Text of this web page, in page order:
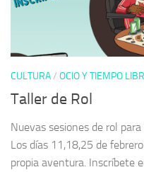
CULTURA/ OCIO Y TIEMPO
Taller de Rol
Nuevas sesiones de rol
Los días 11,18,25 de
propia aventura. Inscríbete